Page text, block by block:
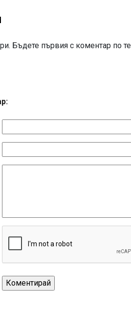
Бъдете първия с коментар по